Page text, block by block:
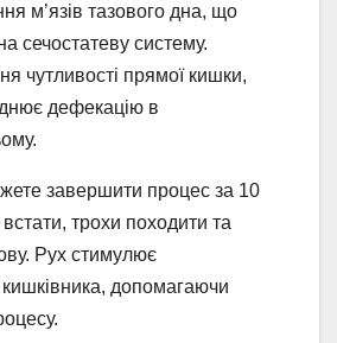
м’язів тазового дна, що
сечостатеву систему.
чутливості прямої кишки,
дефекацію в
завершити процес за 10
трохи походити та
Рух стимулює
кишківника, допомагаючи